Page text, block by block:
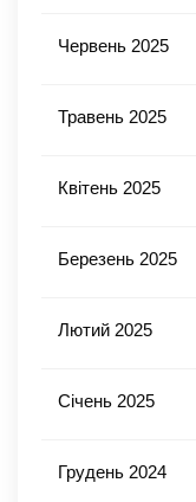
Червень 2025
Травень 2025
Квітень 2025
Березень 2025
Лютий 2025
Січень 2025
Грудень 2024